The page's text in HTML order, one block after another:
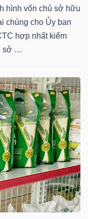
hình vốn chủ sở hữu
chúng cho Ủy ban
hợp nhất kiểm
sở …